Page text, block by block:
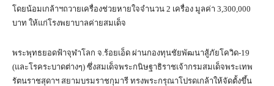
โดยน้อมเกล้าฯถวายเครื่องช่วยหายใจจำนวน 2 เครื่อง มูลค่า 3,300,000
บาท ให้แก่โรงพยาบาลค่ายสมเด็จ
พระพุทธยอดฟ้าจุฬาโลก จ.ร้อยเอ็ด ผ่านกองทุนชัยพัฒนาสู้ภัยโควิด-19
(และโรคระบาดต่างๆ) ซึ่งสมเด็จพระกนิษฐาธิราชเจ้ากรมสมเด็จพระเทพ
รัตนราชสุดาฯ สยามบรมราชกุมารี ทรงพระกรุณาโปรดเกล้าให้จัดตั้งขึ้น